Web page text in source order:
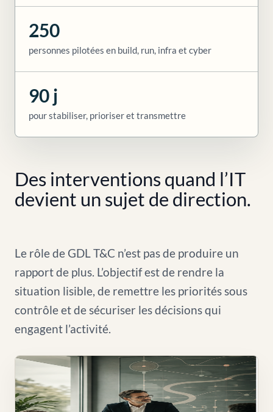
250
personnes pilotées en build, run, infra et cyber
90 j
pour stabiliser, prioriser et transmettre
Des interventions quand l’IT
devient un sujet de direction.
Le rôle de GDL T&C n’est pas de produire un
rapport de plus. L’objectif est de rendre la
situation lisible, de remettre les priorités sous
contrôle et de sécuriser les décisions qui
engagent l’activité.